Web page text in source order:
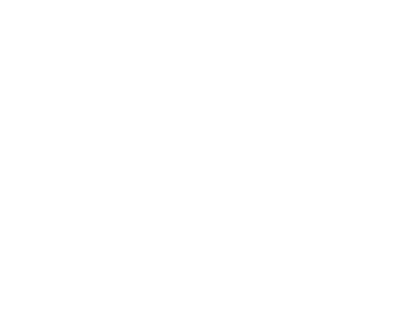
eerste datum nadat de planning is
en 31 mei. Op 1 juni wordt de
dagen uitgevoerd.
uur, begint de planning op de
moet worden uitgevoerd,